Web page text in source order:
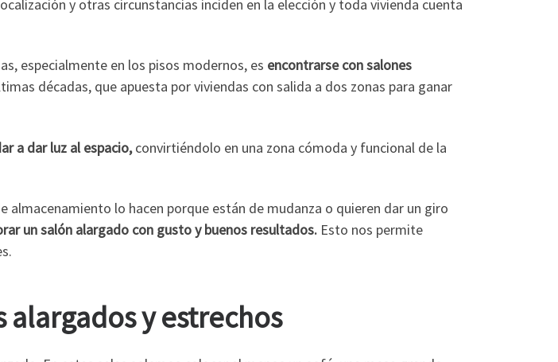
y otras circunstancias inciden en la elección y toda vivienda cuenta
especialmente en los pisos modernos, es encontrarse con salones
décadas, que apuesta por viviendas con salida a dos zonas para ganar
a dar luz al espacio,convirtiéndolo en una zona cómoda y funcional de la
almacenamiento lo hacen porque están de mudanza o quieren dar un giro
un salón alargado con gusto y buenos resultados. Esto nos permite
alargados y estrechos